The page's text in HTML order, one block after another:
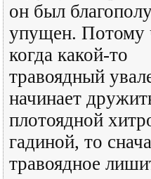
он был
упущен. Потому
когда какой-то
травоядный
начинает
плотоядной
гадиной, то
травоядное